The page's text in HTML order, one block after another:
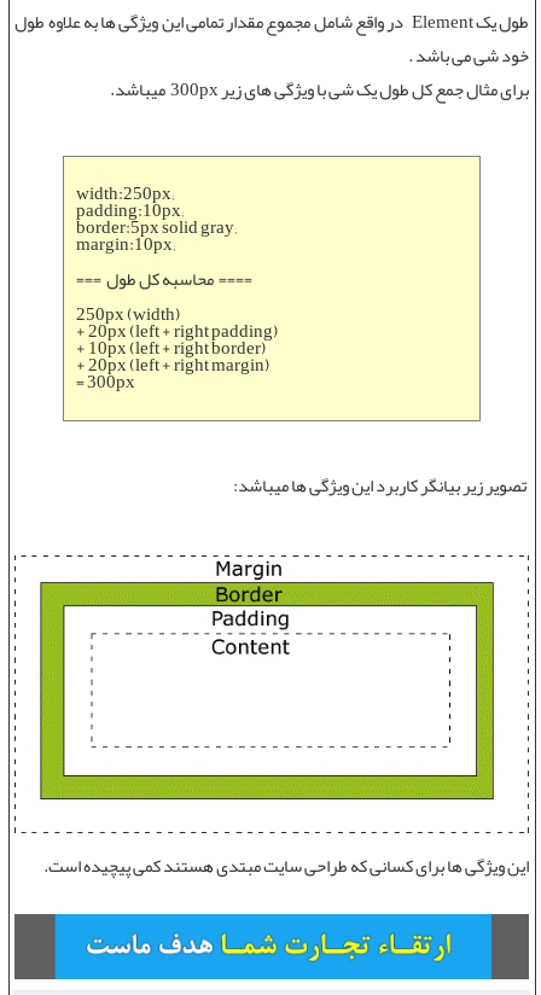
طول یک Element در واقع شامل مجموع مقدار تمامی این ویژگی ها به علاوه طول
خود شی می باشد .
برای مثال جمع کل طول یک شی با ویژگی های زیر 300px میباشد.
width:250px;
padding:10px;
border:5px solid gray;
margin:10px;
=== محاسبه کل طول ====
250px (width)
+ 20px (left + right padding)
+ 10px (left + right border)
+ 20px (left + right margin)
= 300px
تصویر زیر بیانگر کاربرد این ویژگی ها میباشد:
این ویژگی ها برای کسانی کهطراحی سایتمبتدی هستند کمی پیچیده است.